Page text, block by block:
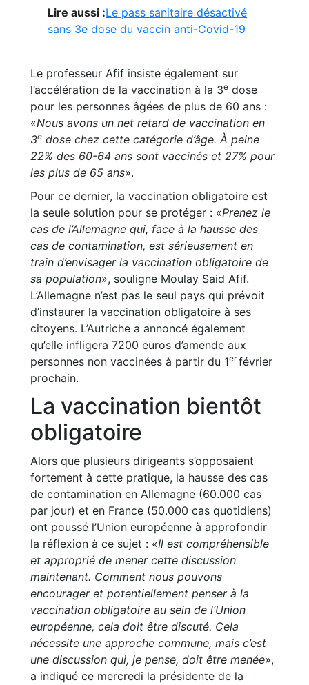
Lire aussi :Le pass sanitaire désactivé
sans 3e dose du vaccin anti-Covid-19
Le professeur Afif insiste également sur
l’accélération de la vaccination à la 3e dose
pour les personnes âgées de plus de 60 ans :
«Nous avons un net retard de vaccination en
3e dose chez cette catégorie d’âge. À peine
22% des 60-64 ans sont vaccinés et 27% pour
les plus de 65 ans».
Pour ce dernier, la vaccination obligatoire est
la seule solution pour se protéger : «Prenez le
cas de l’Allemagne qui, face à la hausse des
cas de contamination, est sérieusement en
train d’envisager la vaccination obligatoire de
sa population», souligne Moulay Said Afif.
L’Allemagne n’est pas le seul pays qui prévoit
d’instaurer la vaccination obligatoire à ses
citoyens. L’Autriche a annoncé également
qu’elle infligera 7200 euros d’amende aux
personnes non vaccinées à partir du 1erfévrier
prochain.
La vaccination bientôt
obligatoire
Alors que plusieurs dirigeants s’opposaient
fortement à cette pratique, la hausse des cas
de contamination en Allemagne (60.000 cas
par jour) et en France (50.000 cas quotidiens)
ont poussé l’Union européenne à approfondir
la réflexion à ce sujet : «Il est compréhensible
et approprié de mener cette discussion
maintenant. Comment nous pouvons
encourager et potentiellement penser à la
vaccination obligatoire au sein de l’Union
européenne, cela doit être discuté. Cela
nécessite une approche commune, mais c’est
une discussion qui, je pense, doit être menée»,
a indiqué ce mercredi la présidente de la